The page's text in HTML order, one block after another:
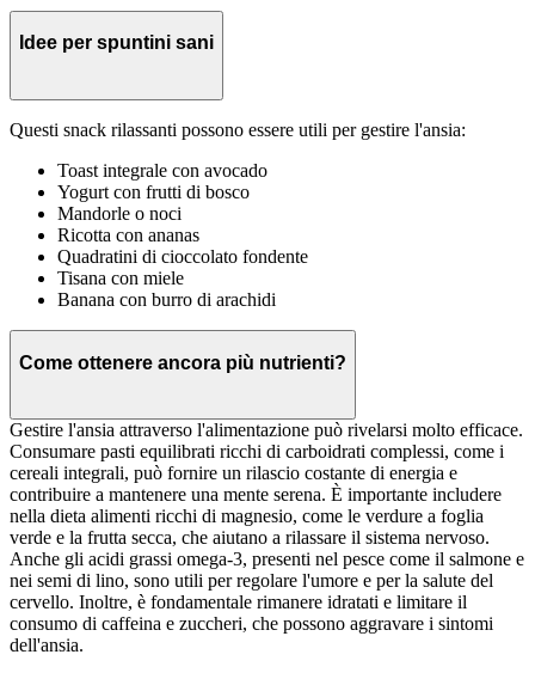
Idee per spuntini sani
Questi snack rilassanti possono essere utili per gestire l'ansia:
Toast integrale con avocado
Yogurt con frutti di bosco
Mandorle o noci
Ricotta con ananas
Quadratini di cioccolato fondente
Tisana con miele
Banana con burro di arachidi
Come ottenere ancora più nutrienti?
Gestire l'ansia attraverso l'alimentazione può rivelarsi molto efficace.
Consumare pasti equilibrati ricchi di carboidrati complessi, come i
cereali integrali, può fornire un rilascio costante di energia e
contribuire a mantenere una mente serena. È importante includere
nella dieta alimenti ricchi di magnesio, come le verdure a foglia
verde e la frutta secca, che aiutano a rilassare il sistema nervoso.
Anche gli acidi grassi omega-3, presenti nel pesce come il salmone e
nei semi di lino, sono utili per regolare l'umore e per la salute del
cervello. Inoltre, è fondamentale rimanere idratati e limitare il
consumo di caffeina e zuccheri, che possono aggravare i sintomi
dell'ansia.